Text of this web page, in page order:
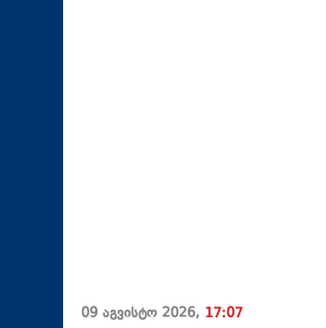
09 აგვისტო 2026, 17:07